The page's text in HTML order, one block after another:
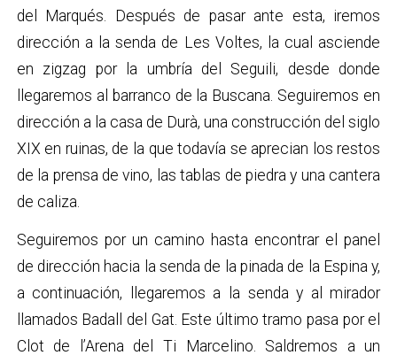
del Marqués. Después de pasar ante esta, iremos
dirección a la senda de Les Voltes, la cual asciende
en zigzag por la umbría del Seguili, desde donde
llegaremos al barranco de la Buscana. Seguiremos en
dirección a la casa de Durà, una construcción del siglo
XIX en ruinas, de la que todavía se aprecian los restos
de la prensa de vino, las tablas de piedra y una cantera
de caliza.
Seguiremos por un camino hasta encontrar el panel
de dirección hacia la senda de la pinada de la Espina y,
a continuación, llegaremos a la senda y al mirador
llamados Badall del Gat. Este último tramo pasa por el
Clot de l’Arena del Ti Marcelino. Saldremos a un